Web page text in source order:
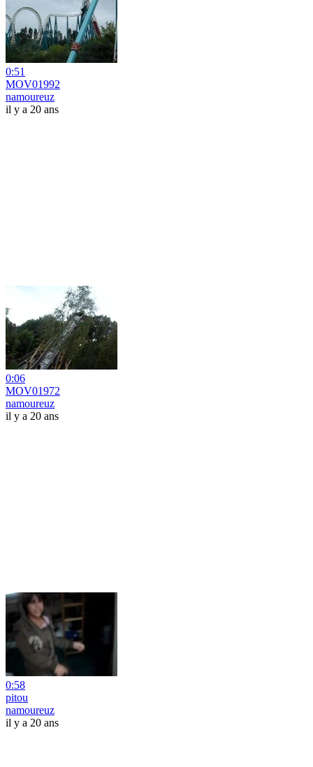
0:51
MOV01992
namoureuz
il y a 20 ans
0:06
MOV01972
namoureuz
il y a 20 ans
0:58
pitou
namoureuz
il y a 20 ans